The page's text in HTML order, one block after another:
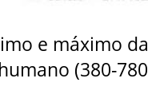
e máximo
(380-